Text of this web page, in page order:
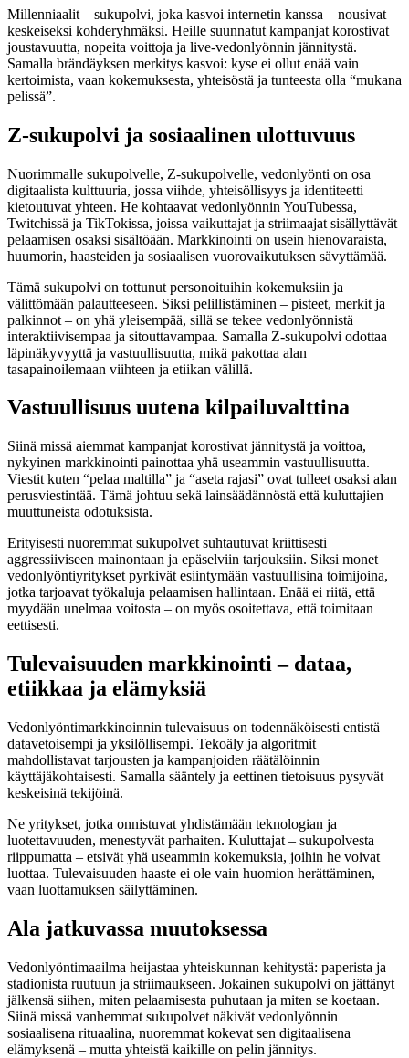
Millenniaalit – sukupolvi, joka kasvoi internetin kanssa – nousivat
keskeiseksi kohderyhmäksi. Heille suunnatut kampanjat korostivat
joustavuutta, nopeita voittoja ja live-vedonlyönnin jännitystä.
Samalla brändäyksen merkitys kasvoi: kyse ei ollut enää vain
kertoimista, vaan kokemuksesta, yhteisöstä ja tunteesta olla “mukana
pelissä”.
Z-sukupolvi ja sosiaalinen ulottuvuus
Nuorimmalle sukupolvelle, Z-sukupolvelle, vedonlyönti on osa
digitaalista kulttuuria, jossa viihde, yhteisöllisyys ja identiteetti
kietoutuvat yhteen. He kohtaavat vedonlyönnin YouTubessa,
Twitchissä ja TikTokissa, joissa vaikuttajat ja striimaajat sisällyttävät
pelaamisen osaksi sisältöään. Markkinointi on usein hienovaraista,
huumorin, haasteiden ja sosiaalisen vuorovaikutuksen sävyttämää.
Tämä sukupolvi on tottunut personoituihin kokemuksiin ja
välittömään palautteeseen. Siksi pelillistäminen – pisteet, merkit ja
palkinnot – on yhä yleisempää, sillä se tekee vedonlyönnistä
interaktiivisempaa ja sitouttavampaa. Samalla Z-sukupolvi odottaa
läpinäkyvyyttä ja vastuullisuutta, mikä pakottaa alan
tasapainoilemaan viihteen ja etiikan välillä.
Vastuullisuus uutena kilpailuvalttina
Siinä missä aiemmat kampanjat korostivat jännitystä ja voittoa,
nykyinen markkinointi painottaa yhä useammin vastuullisuutta.
Viestit kuten “pelaa maltilla” ja “aseta rajasi” ovat tulleet osaksi alan
perusviestintää. Tämä johtuu sekä lainsäädännöstä että kuluttajien
muuttuneista odotuksista.
Erityisesti nuoremmat sukupolvet suhtautuvat kriittisesti
aggressiiviseen mainontaan ja epäselviin tarjouksiin. Siksi monet
vedonlyöntiyritykset pyrkivät esiintymään vastuullisina toimijoina,
jotka tarjoavat työkaluja pelaamisen hallintaan. Enää ei riitä, että
myydään unelmaa voitosta – on myös osoitettava, että toimitaan
eettisesti.
Tulevaisuuden markkinointi – dataa,
etiikkaa ja elämyksiä
Vedonlyöntimarkkinoinnin tulevaisuus on todennäköisesti entistä
datavetoisempi ja yksilöllisempi. Tekoäly ja algoritmit
mahdollistavat tarjousten ja kampanjoiden räätälöinnin
käyttäjäkohtaisesti. Samalla sääntely ja eettinen tietoisuus pysyvät
keskeisinä tekijöinä.
Ne yritykset, jotka onnistuvat yhdistämään teknologian ja
luotettavuuden, menestyvät parhaiten. Kuluttajat – sukupolvesta
riippumatta – etsivät yhä useammin kokemuksia, joihin he voivat
luottaa. Tulevaisuuden haaste ei ole vain huomion herättäminen,
vaan luottamuksen säilyttäminen.
Ala jatkuvassa muutoksessa
Vedonlyöntimaailma heijastaa yhteiskunnan kehitystä: paperista ja
stadionista ruutuun ja striimaukseen. Jokainen sukupolvi on jättänyt
jälkensä siihen, miten pelaamisesta puhutaan ja miten se koetaan.
Siinä missä vanhemmat sukupolvet näkivät vedonlyönnin
sosiaalisena rituaalina, nuoremmat kokevat sen digitaalisena
elämyksenä – mutta yhteistä kaikille on pelin jännitys.